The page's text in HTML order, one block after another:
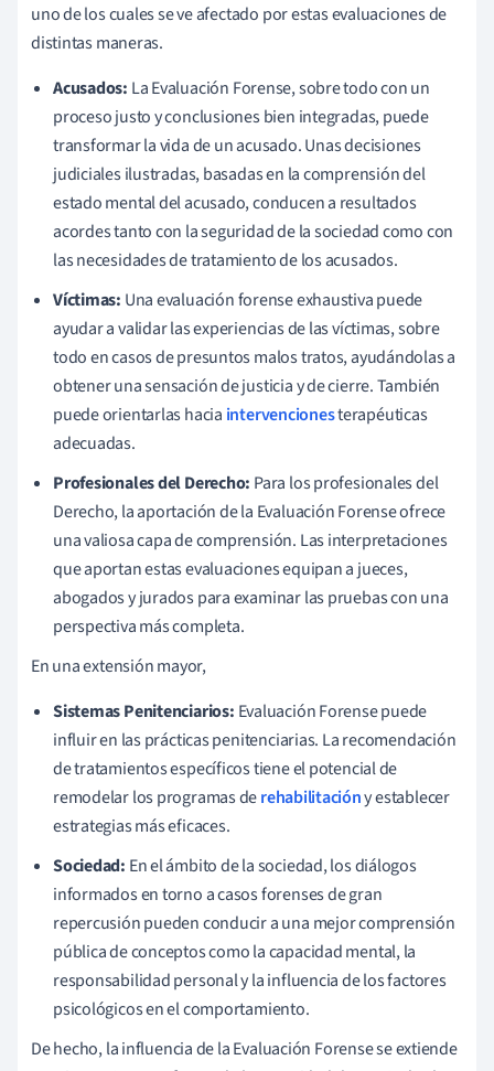
uno de los cuales se ve afectado por estas evaluaciones de
distintas maneras.
Acusados: La Evaluación Forense, sobre todo con un
proceso justo y conclusiones bien integradas, puede
transformar la vida de un acusado. Unas decisiones
judiciales ilustradas, basadas en la comprensión del
estado mental del acusado, conducen a resultados
acordes tanto con la seguridad de la sociedad como con
las necesidades de tratamiento de los acusados.
Víctimas: Una evaluación forense exhaustiva puede
ayudar a validar las experiencias de las víctimas, sobre
todo en casos de presuntos malos tratos, ayudándolas a
obtener una sensación de justicia y de cierre. También
puede orientarlas hacia intervencionesterapéuticas
adecuadas.
Profesionales del Derecho: Para los profesionales del
Derecho, la aportación de la Evaluación Forense ofrece
una valiosa capa de comprensión. Las interpretaciones
que aportan estas evaluaciones equipan a jueces,
abogados y jurados para examinar las pruebas con una
perspectiva más completa.
En una extensión mayor,
Sistemas Penitenciarios: Evaluación Forense puede
influir en las prácticas penitenciarias. La recomendación
de tratamientos específicos tiene el potencial de
remodelar los programas derehabilitacióny establecer
estrategias más eficaces.
Sociedad: En el ámbito de la sociedad, los diálogos
informados en torno a casos forenses de gran
repercusión pueden conducir a una mejor comprensión
pública de conceptos como la capacidad mental, la
responsabilidad personal y la influencia de los factores
psicológicos en el comportamiento.
De hecho, la influencia de la Evaluación Forense se extiende